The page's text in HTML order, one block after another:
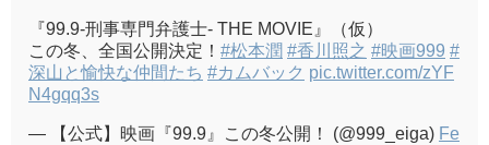
『99.9-刑事専門弁護士- THE MOVIE』（仮）
この冬、全国公開決定！ #松本潤 #香川照之 #映画999 #
深山と愉快な仲間たち #カムバック pic.twitter.com/zYF
N4gqq3s
— 【公式】映画『99.9』この冬公開！ (@999_eiga) Fe